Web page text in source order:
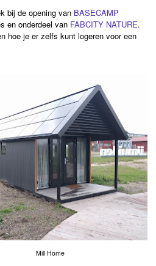
bij de opening van BASECAMP
en onderdeel van FABCITY NATURE.
hoe je er zelfs kunt logeren voor een
Mill Home